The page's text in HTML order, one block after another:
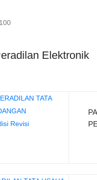
100
Elektronik